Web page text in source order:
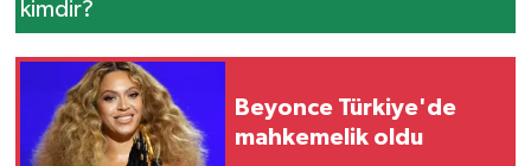
Beyonce Türkiye'de
mahkemelik oldu